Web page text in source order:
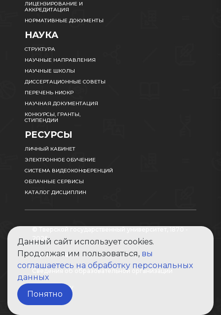
ЛИЦЕНЗИРОВАНИЕ И
АККРЕДИТАЦИЯ
НОРМАТИВНЫЕ ДОКУМЕНТЫ
НАУКА
СТРУКТУРА
НАУЧНЫЕ НАПРАВЛЕНИЯ
НАУЧНЫЕ ШКОЛЫ
ДИССЕРТАЦИОННЫЕ СОВЕТЫ
ПЕРЕЧЕНЬ НИОКР
НАУЧНАЯ ДОКУМЕНТАЦИЯ
КОНКУРСЫ, ГРАНТЫ,
СТИПЕНДИИ
РЕСУРСЫ
ЛИЧНЫЙ КАБИНЕТ
ЭЛЕКТРОННОЕ ОБУЧЕНИЕ
СИСТЕМА ВИДЕОКОНФЕРЕНЦИЙ
ОБЛАЧНЫЕ СЕРВИСЫ
КАТАЛОГ ДИСЦИПЛИН
2026
Карта сайта
Сведения об образовательной организации
Абитуриенту
Данный сайт использует cookies.
Продолжая им пользоваться, вы
соглашаетесь на обработку персональных
данных
Понятно